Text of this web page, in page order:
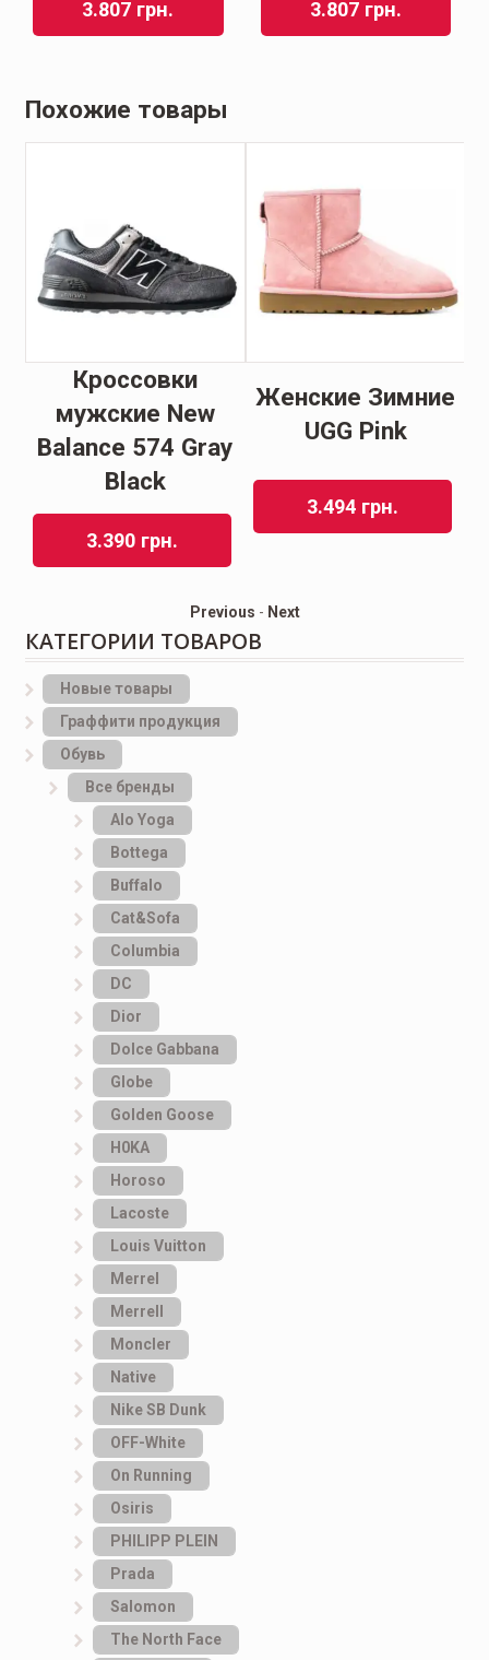
3.807 грн. 3.807 грн.
Похожие товары
Кроссовки
мужские New
Balance 574 Gray
Black
3.390 грн.
Женские Зимние
UGG Pink
3.494 грн.
Previous - Next
КАТЕГОРИИ ТОВАРОВ
Новые товары
Граффити продукция
Обувь
Все бренды
Alo Yoga
Bottеga
Buffalo
Cat&Sofa
Columbia
DC
Dior
Dolce Gabbana
Globe
Golden Goose
H0KA
Horoso
Lacoste
Louis Vuitton
Merrel
Merrell
Moncler
Native
Nike SB Dunk
OFF-White
On Running
Osiris
PHILIPP PLEIN
Prada
Salomon
The North Face